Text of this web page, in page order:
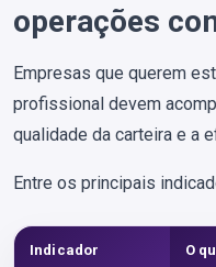
operações
Empresas que querem
profissional devem
qualidade da carteira e a
Entre os principais
Indicador O